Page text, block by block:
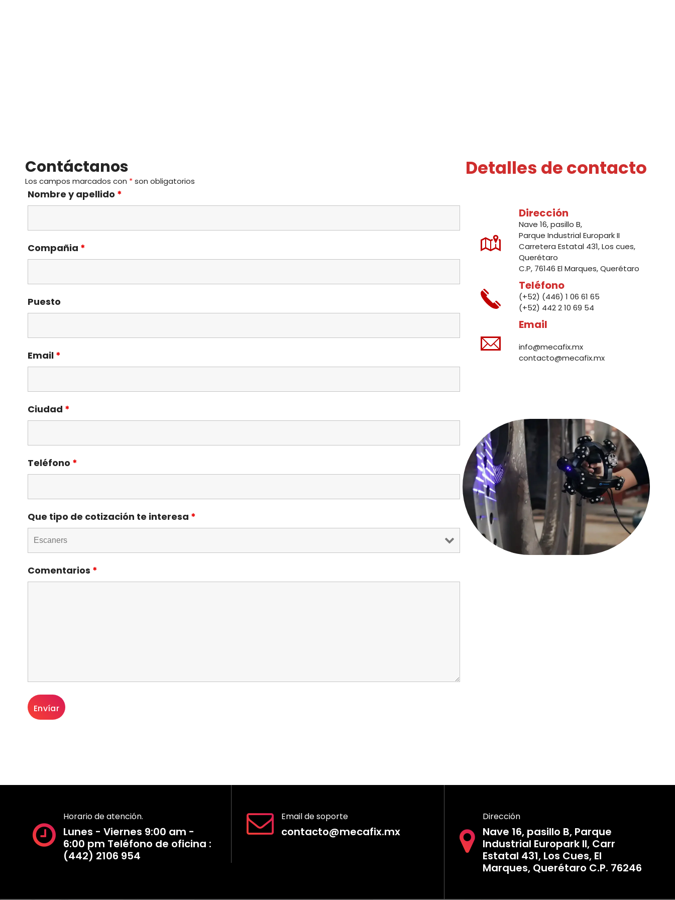
Contáctanos
Los campos marcados con *son obligatorios
Nombre y apellido *
Compañia *
Puesto
Email *
Ciudad *
Teléfono *
Que tipo de cotización te interesa *
Comentarios *
Detalles de contacto
Dirección
Nave 16, pasillo B,
Parque Industrial Europark II
Carretera Estatal 431, Los cues,
Querétaro
C.P, 76146 El Marques, Querétaro
Teléfono
(+52) (446) 1 06 61 65
(+52) 442 2 10 69 54
Email
info@mecafix.mx
contacto@mecafix.mx
Horario de atención.
Lunes - Viernes 9:00 am -
6:00 pm Teléfono de oficina :
(442) 2106 954
Email de soporte
contacto@mecafix.mx
Dirección
Nave 16, pasillo B, Parque
Industrial Europark II, Carr
Estatal 431, Los Cues, El
Marques, Querétaro C.P. 76246